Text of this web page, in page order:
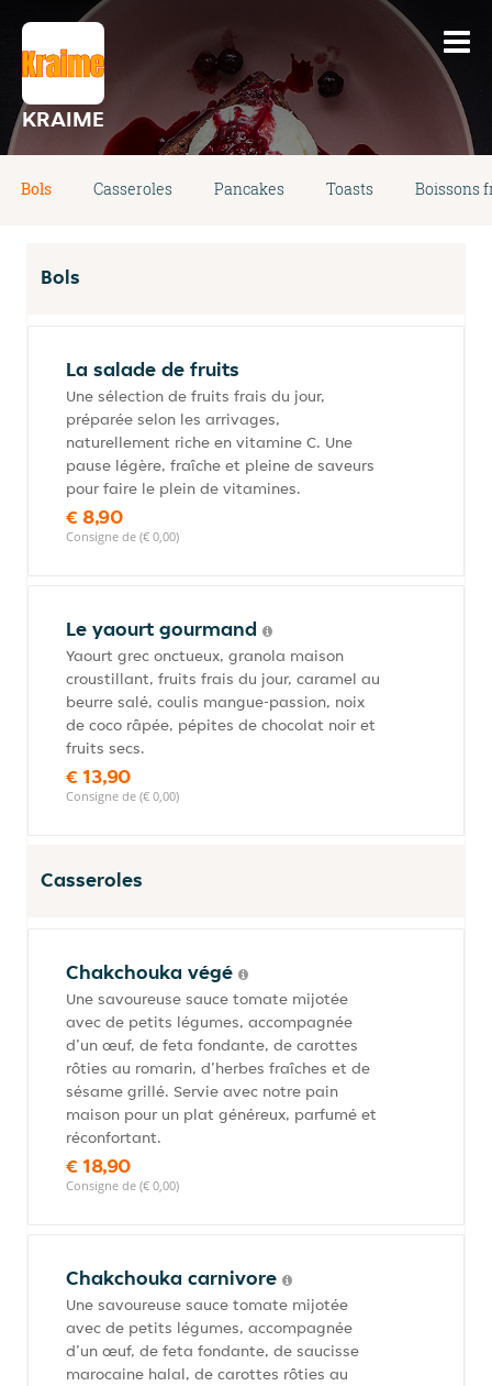
KRAIME
Bols Casseroles Pancakes Toasts Boissons
Bols
La salade de fruits
Une sélection de fruits frais du jour,
préparée selon les arrivages,
naturellement riche en vitamine C. Une
pause légère, fraîche et pleine de saveurs
pour faire le plein de vitamines.
€ 8,90
Consigne de (€ 0,00)
Le yaourt gourmand
Yaourt grec onctueux, granola maison
croustillant, fruits frais du jour, caramel au
beurre salé, coulis mangue-passion, noix
de coco râpée, pépites de chocolat noir et
fruits secs.
€ 13,90
Consigne de (€ 0,00)
Casseroles
Chakchouka végé
Une savoureuse sauce tomate mijotée
avec de petits légumes, accompagnée
d’un œuf, de feta fondante, de carottes
rôties au romarin, d’herbes fraîches et de
sésame grillé. Servie avec notre pain
maison pour un plat généreux, parfumé et
réconfortant.
€ 18,90
Consigne de (€ 0,00)
Chakchouka carnivore
Une savoureuse sauce tomate mijotée
avec de petits légumes, accompagnée
d’un œuf, de feta fondante, de saucisse
marocaine halal, de carottes rôties au